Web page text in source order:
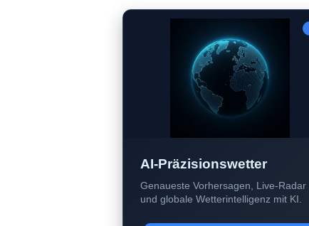
AI-Präzisionswetter
Genaueste Vorhersagen, Live-Radar
und globale Wetterintelligenz mit KI.